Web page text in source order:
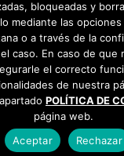
bloqueadas y
mediante las
o a través de la
caso. En caso de que
el correcto
de nuestra
POLÍTICA DE
página web.
Aceptar
Rechazar